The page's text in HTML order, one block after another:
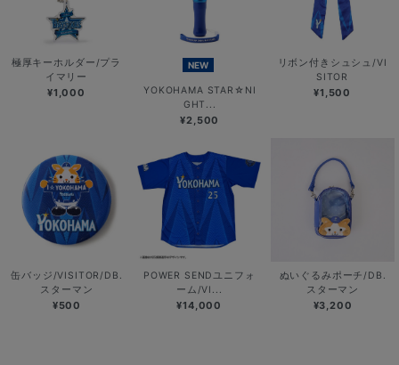
極厚キーホルダー/プラ
イマリー
¥1,000
NEW
YOKOHAMA STAR☆NI
GHT...
¥2,500
リボン付きシュシュ/VI
SITOR
¥1,500
缶バッジ/VISITOR/DB.
スターマン
¥500
POWER SENDユニフォ
ーム/VI...
¥14,000
ぬいぐるみポーチ/DB.
スターマン
¥3,200